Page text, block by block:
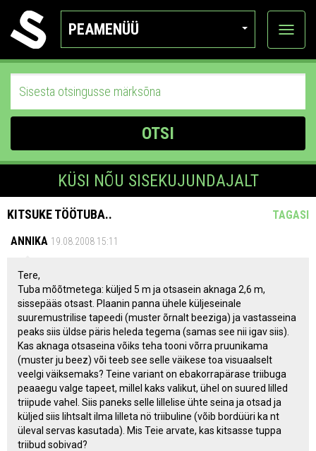
PEAMENÜÜ
Ava
OTSI
KÜSI NÕU SISEKUJUNDAJALT
KITSUKE TÖÖTUBA..
TAGASI
ANNIKA 19.08.2008 15:11
Tere,
Tuba mõõtmetega: küljed 5 m ja otsasein aknaga 2,6 m,
sissepääs otsast. Plaanin panna ühele küljeseinale
suuremustrilise tapeedi (muster õrnalt beeziga) ja vastasseina
peaks siis üldse päris heleda tegema (samas see nii igav siis).
Kas aknaga otsaseina võiks teha tooni võrra pruunikama
(muster ju beez) või teeb see selle väikese toa visuaalselt
veelgi väiksemaks? Teine variant on ebakorrapärase triibuga
peaaegu valge tapeet, millel kaks valikut, ühel on suured lilled
triipude vahel. Siis paneks selle lillelise ühte seina ja otsad ja
küljed siis lihtsalt ilma lilleta nö triibuline (võib bordüüri ka nt
üleval servas kasutada). Mis Teie arvate, kas kitsasse tuppa
triibud sobivad?